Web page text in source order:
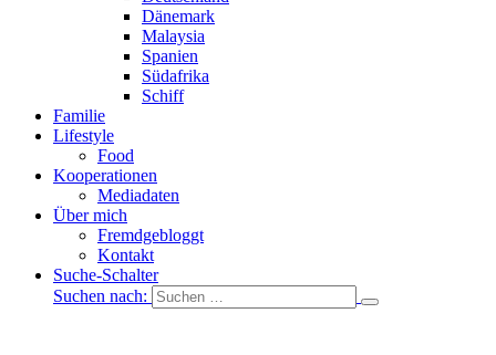
Dänemark
Malaysia
Spanien
Südafrika
Schiff
Familie
Lifestyle
Food
Kooperationen
Mediadaten
Über mich
Fremdgebloggt
Kontakt
Suche-Schalter
Suchen nach: